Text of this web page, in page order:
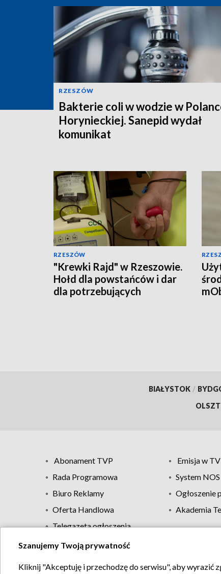
RZESZÓW
Bakterie coli w wodzie w
Horynieckiej. Sanepid wydał
komunikat
RZESZÓW
"Krewki Rajd" w Rzeszowie.
Hołd dla powstańców i dar
dla potrzebujących
BIAŁYSTOK /
Abonament TVP Emisja w
Rada Programowa
System NOS
Biuro Reklamy
Ogłoszenie
Oferta Handlowa
Akademia
Telegazeta ogłoszenia
Regulamin TVP
Szanujemy Twoją prywatność
Kliknij "Akceptuję i przechodzę do serwisu", aby wyrazić